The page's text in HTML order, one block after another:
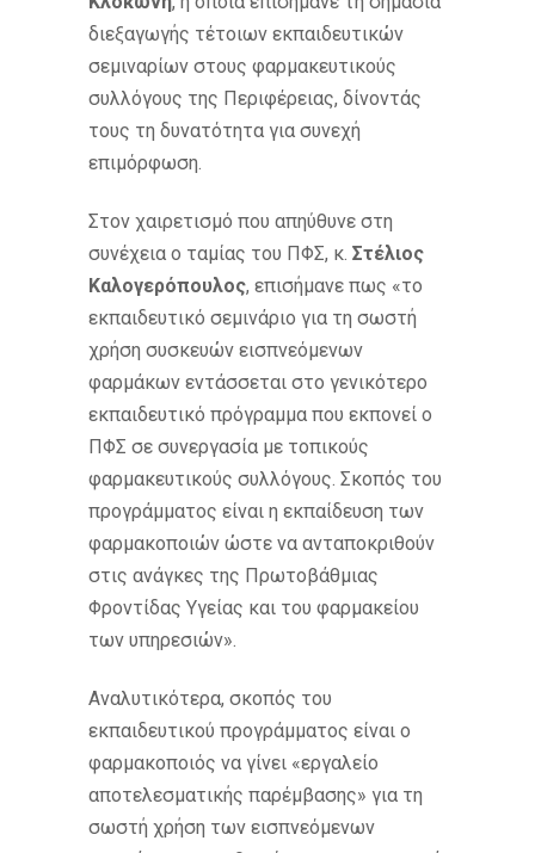
διεξαγωγής τέτοιων εκπαιδευτικών
σεμιναρίων στους φαρμακευτικούς
συλλόγους της Περιφέρειας, δίνοντάς
τους τη δυνατότητα για συνεχή
επιμόρφωση.
Στον χαιρετισμό που απηύθυνε στη
συνέχεια ο ταμίας του ΠΦΣ, κ. Στέλιος
Καλογερόπουλος, επισήμανε πως «το
εκπαιδευτικό σεμινάριο για τη σωστή
χρήση συσκευών εισπνεόμενων
φαρμάκων εντάσσεται στο γενικότερο
εκπαιδευτικό πρόγραμμα που εκπονεί ο
ΠΦΣ σε συνεργασία με τοπικούς
φαρμακευτικούς συλλόγους. Σκοπός του
προγράμματος είναι η εκπαίδευση των
φαρμακοποιών ώστε να ανταποκριθούν
στις ανάγκες της Πρωτοβάθμιας
Φροντίδας Υγείας και του φαρμακείου
των υπηρεσιών».
Αναλυτικότερα, σκοπός του
εκπαιδευτικού προγράμματος είναι ο
φαρμακοποιός να γίνει «εργαλείο
αποτελεσματικής παρέμβασης» για τη
σωστή χρήση των εισπνεόμενων